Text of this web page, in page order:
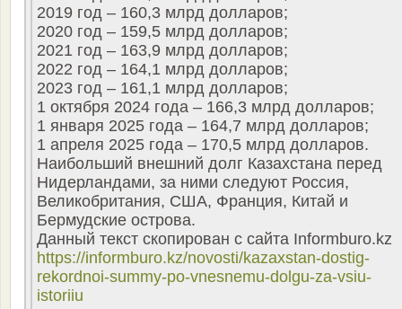
2019 год – 160,3 млрд долларов;
2020 год – 159,5 млрд долларов;
2021 год – 163,9 млрд долларов;
2022 год – 164,1 млрд долларов;
2023 год – 161,1 млрд долларов;
1 октября 2024 года – 166,3 млрд долларов;
1 января 2025 года – 164,7 млрд долларов;
1 апреля 2025 года – 170,5 млрд долларов.
Наибольший внешний долг Казахстана перед
Нидерландами, за ними следуют Россия,
Великобритания, США, Франция, Китай и
Бермудские острова.
Данный текст скопирован с сайта Informburo.kz
https://informburo.kz/novosti/kazaxstan-dostig-
rekordnoi-summy-po-vnesnemu-dolgu-za-vsiu-
istoriiu